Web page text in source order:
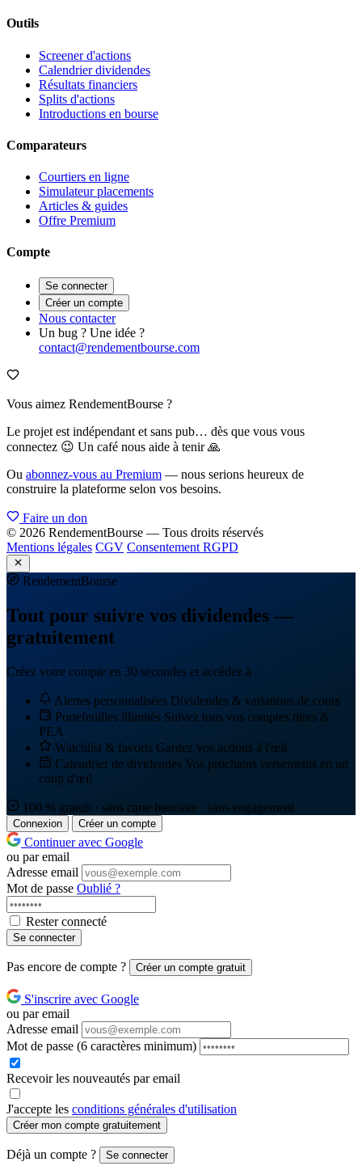
Outils
Screener d'actions
Calendrier dividendes
Résultats financiers
Splits d'actions
Introductions en bourse
Comparateurs
Courtiers en ligne
Simulateur placements
Articles & guides
Offre Premium
Compte
Se connecter
Créer un compte
Nous contacter
Un bug ? Une idée ?
contact@rendementbourse.com
Vous aimez RendementBourse ?
Le projet est indépendant et sans pub… dès que vous vous
connectez 😉 Un café nous aide à tenir 🙏
Ou abonnez-vous au Premium — nous serions heureux de
construire la plateforme selon vos besoins.
Faire un don
© 2026 RendementBourse — Tous droits réservés
Mentions légales CGV Consentement RGPD
RendementBourse
Tout pour suivre vos dividendes —
gratuitement
Créez votre compte en 30 secondes et accédez à :
Alertes personnalisées Dividendes & variations de cours
Portefeuilles illimités Suivez tous vos comptes titres &
PEA
Watchlist & favoris Gardez vos actions à l'œil
Calendrier de dividendes Vos prochains versements en un
coup d'œil
100 % gratuit · sans carte bancaire · sans engagement
Connexion Créer un compte
Continuer avec Google
ou par email
Adresse email
Mot de passe Oublié ?
Rester connecté
Se connecter
Pas encore de compte ? Créer un compte gratuit
S'inscrire avec Google
ou par email
Adresse email
Mot de passe (6 caractères minimum)
Recevoir les nouveautés par email
J'accepte les conditions générales d'utilisation
Créer mon compte gratuitement
Déjà un compte ? Se connecter